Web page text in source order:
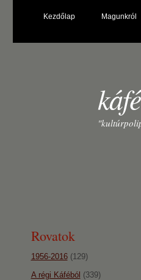
Kezdőlap Magunkról
Rovatok
1956-2016(129)
A régi Káféból (339)